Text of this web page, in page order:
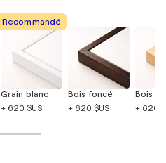
Recommandé
Grain blanc
+ 620 $US
Bois foncé
+ 620 $US
Bois
+ 620